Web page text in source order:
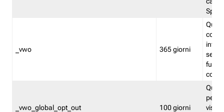
Split
_vwo 365 giorni
_vwo_global_opt_out 100 giorni